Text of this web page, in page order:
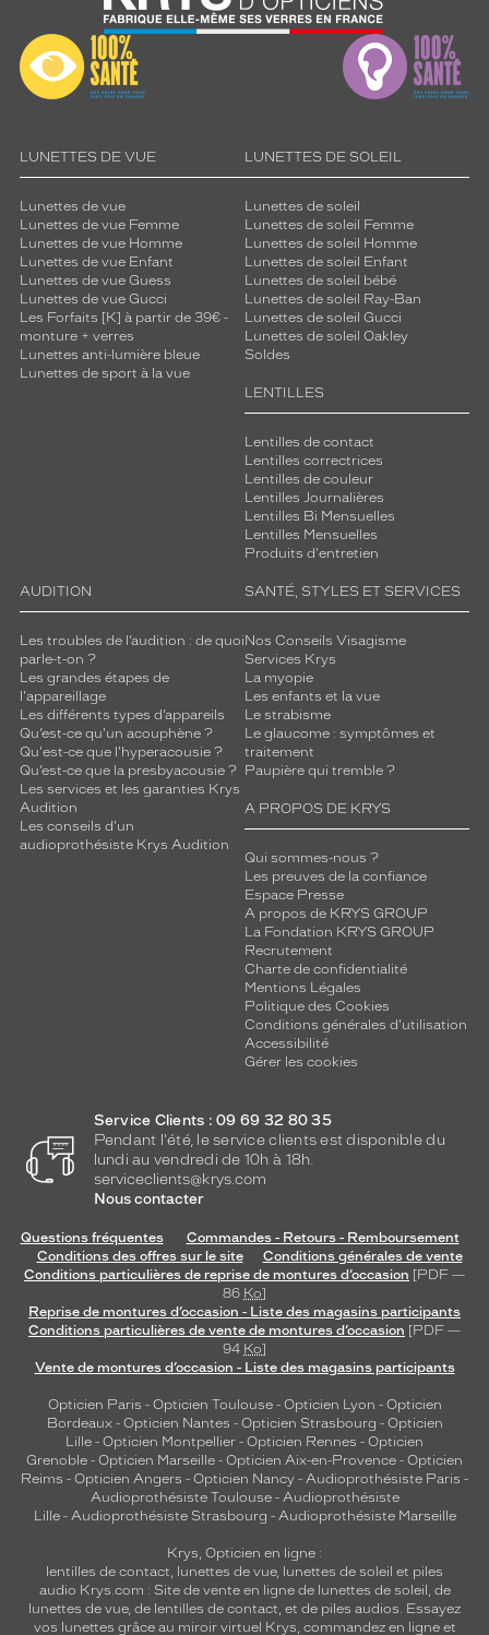
LUNETTES DE VUE
Lunettes de vue
Lunettes de vue Femme
Lunettes de vue Homme
Lunettes de vue Enfant
Lunettes de vue Guess
Lunettes de vue Gucci
Les Forfaits [K] à partir de 39€ -
monture + verres
Lunettes anti-lumière bleue
Lunettes de sport à la vue
LUNETTES DE SOLEIL
Lunettes de soleil
Lunettes de soleil Femme
Lunettes de soleil Homme
Lunettes de soleil Enfant
Lunettes de soleil bébé
Lunettes de soleil Ray-Ban
Lunettes de soleil Gucci
Lunettes de soleil Oakley
Soldes
LENTILLES
Lentilles de contact
Lentilles correctrices
Lentilles de couleur
Lentilles Journalières
Lentilles Bi Mensuelles
Lentilles Mensuelles
Produits d'entretien
AUDITION
Les troubles de l’audition : de quoi
parle-t-on ?
Les grandes étapes de
l'appareillage
Les différents types d’appareils
Qu’est-ce qu'un acouphène ?
Qu'est-ce que l'hyperacousie ?
Qu’est-ce que la presbyacousie ?
Les services et les garanties Krys
Audition
Les conseils d'un
audioprothésiste Krys Audition
SANTÉ, STYLES ET SERVICES
Nos Conseils Visagisme
Services Krys
La myopie
Les enfants et la vue
Le strabisme
Le glaucome : symptômes et
traitement
Paupière qui tremble ?
A PROPOS DE KRYS
Qui sommes-nous ?
Les preuves de la confiance
Espace Presse
A propos de KRYS GROUP
La Fondation KRYS GROUP
Recrutement
Charte de confidentialité
Mentions Légales
Politique des Cookies
Conditions générales d'utilisation
Accessibilité
Gérer les cookies
Service Clients : 09 69 32 80 35
Pendant l'été, le service clients est disponible du
lundi au vendredi de 10h à 18h.
serviceclients@krys.com
Nous contacter
Questions fréquentes
Commandes - Retours - Remboursement
Conditions des offres sur le site
Conditions générales de vente
Conditions particulières de reprise de montures d’occasion [PDF —
86 Ko]
Reprise de montures d’occasion - Liste des magasins participants
Conditions particulières de vente de montures d’occasion [PDF —
94 Ko]
Vente de montures d’occasion - Liste des magasins participants
Opticien Paris - Opticien Toulouse- Opticien Lyon - Opticien
Bordeaux- Opticien Nantes - Opticien Strasbourg - Opticien
Lille - Opticien Montpellier - Opticien Rennes - Opticien
Grenoble - Opticien Marseille - Opticien Aix-en-Provence - Opticien
Reims - Opticien Angers - Opticien Nancy - Audioprothésiste Paris -
Audioprothésiste Toulouse- Audioprothésiste
Lille- Audioprothésiste Strasbourg - Audioprothésiste Marseille
Krys, Opticien en ligne :
lentilles de contact lunettes de vue, lunettes de soleil et piles
audio Krys.com : Site de vente en ligne de lunettes de soleil, de
lunettes de vue, de lentilles de contact , et de piles audios. Essayez
vos lunettes grâce au miroir virtuel Krys, commandez en ligne et